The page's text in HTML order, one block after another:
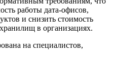
работы дата-офисов,
и снизить стоимость
в организациях.
на специалистов,